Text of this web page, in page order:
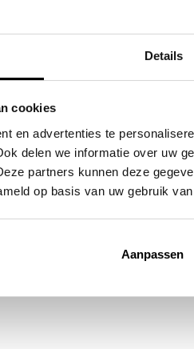
Details
cookies
en advertenties te
delen we informatie over uw
partners kunnen deze
op basis van uw gebruik
Aanpassen